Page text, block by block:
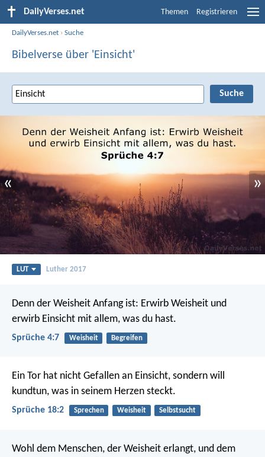
DailyVerses.net Themen Registrieren
DailyVerses.net ›Suche
Bibelverse über 'Einsicht'
« »
LUT Luther 2017
Denn der Weisheit Anfang ist: Erwirb Weisheit und
erwirb Einsicht mit allem, was du hast.
Sprüche 4:7 Weisheit Begreifen
Ein Tor hat nicht Gefallen an Einsicht, sondern will
kundtun, was in seinem Herzen steckt.
Sprüche 18:2 Sprechen Weisheit Selbstsucht
Wohl dem Menschen, der Weisheit erlangt, und dem